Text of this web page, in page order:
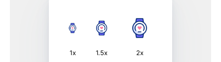
1x 1.5x 2x